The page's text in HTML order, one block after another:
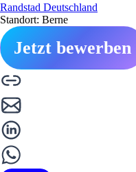
Randstad Deutschland
Standort: Berne
Jetzt bewerben